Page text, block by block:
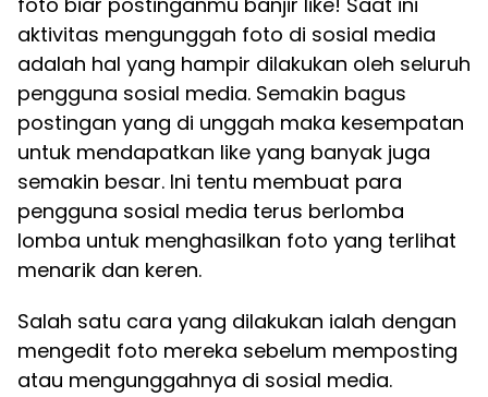
aktivitas mengunggah foto di sosial media
adalah hal yang hampir dilakukan oleh seluruh
pengguna sosial media. Semakin bagus
postingan yang di unggah maka kesempatan
untuk mendapatkan like yang banyak juga
semakin besar. Ini tentu membuat para
pengguna sosial media terus berlomba
lomba untuk menghasilkan foto yang terlihat
menarik dan keren.
Salah satu cara yang dilakukan ialah dengan
mengedit foto mereka sebelum memposting
atau mengunggahnya di sosial media.